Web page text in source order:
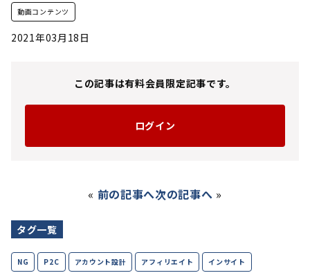
動画コンテンツ
2021年03月18日
この記事は有料会員限定記事です。
ログイン
« 前の記事へ次の記事へ »
タグ一覧
NG P2C アカウント設計 アフィリエイト インサイト